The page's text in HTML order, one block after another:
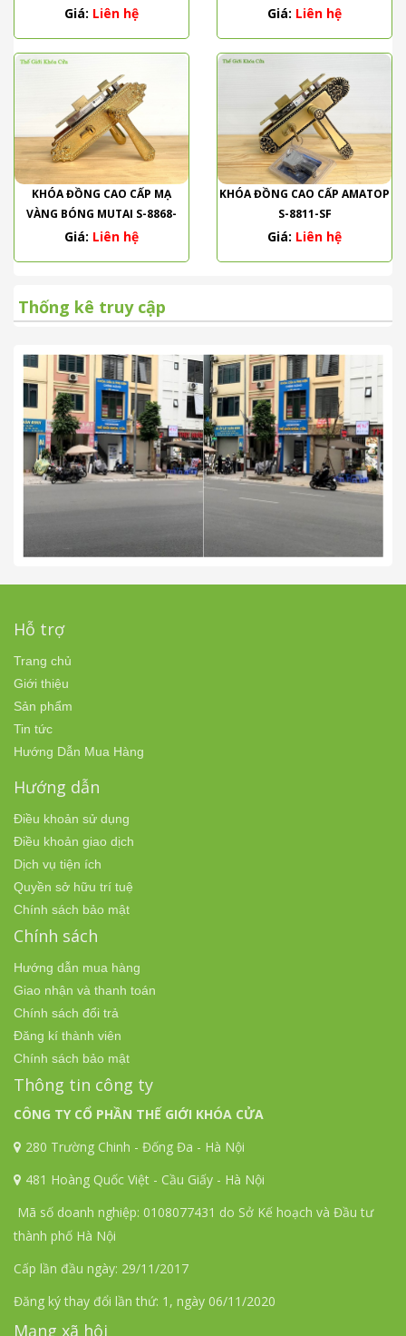
Giá: Liên hệ Giá: Liên hệ
KHÓA ĐỒNG CAO CẤP MẠ
VÀNG BÓNG MUTAI S-8868-
PVD
Giá: Liên hệ
KHÓA ĐỒNG CAO CẤP AMATOP
S-8811-SF
Giá: Liên hệ
Thống kê truy cập
Hỗ trợ
Trang chủ
Giới thiệu
Sản phẩm
Tin tức
Hướng Dẫn Mua Hàng
Hướng dẫn
Điều khoản sử dụng
Điều khoản giao dịch
Dịch vụ tiện ích
Quyền sở hữu trí tuệ
Chính sách bảo mật
Chính sách
Hướng dẫn mua hàng
Giao nhận và thanh toán
Chính sách đổi trả
Đăng kí thành viên
Chính sách bảo mật
Thông tin công ty
CÔNG TY CỔ PHẦN THẾ GIỚI KHÓA CỬA
280 Trường Chinh - Đống Đa - Hà Nội
481 Hoàng Quốc Việt - Cầu Giấy - Hà Nội
Mã số doanh nghiệp: 0108077431 do Sở Kế hoạch và Đầu tư
thành phố Hà Nội
Cấp lần đầu ngày: 29/11/2017
Đăng ký thay đổi lần thứ: 1, ngày 06/11/2020
Mạng xã hội